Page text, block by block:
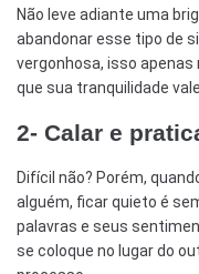
Não leve adiante uma
abandonar esse tipo de
vergonhosa, isso
que sua tranquilidade
2- Calar e
Difícil não? Porém,
alguém, ficar quieto é
palavras e seus
se coloque no lugar do